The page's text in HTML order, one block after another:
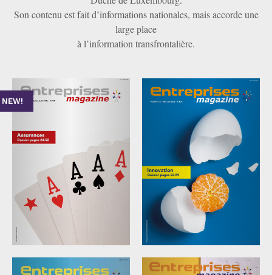
Son contenu est fait d’informations nationales, mais accorde une
large place
à l’information transfrontalière.
NEW!